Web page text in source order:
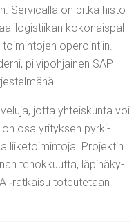
Ser­vical­la on pit­kä his­to­
koko­nais­pal­
ope­roin­tiin.
pil­vi­poh­jai­nen SAP
jot­ta yhteis­kun­ta voi
osa yri­tyk­sen pyr­ki­
lii­ke­toi­min­to­ja. Pro­jek­tin
tehok­kuut­ta, läpi­nä­ky­
‑rat­kai­su toteu­te­taan